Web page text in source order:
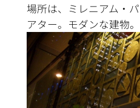
場所は、ミレニアム・
アター。モダンな建物。